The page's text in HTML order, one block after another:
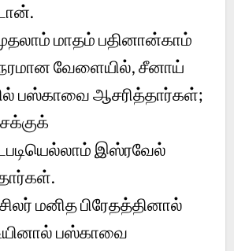
மாதம் பதினான்காம்
வேளையில், சீனாய்
பஸ்காவை ஆசரித்தார்கள்;
இஸ்ரவேல்
மனித பிரேதத்தினால்
பஸ்காவை